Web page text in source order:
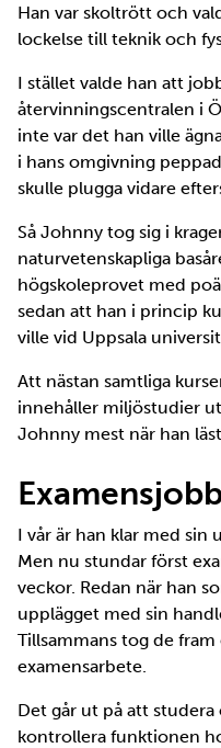
Han var skoltrött och
lockelse till teknik och
I stället valde han att
återvinningscentralen i
inte var det han ville
i hans omgivning
skulle plugga vidare
Så Johnny tog sig i
naturvetenskapliga
högskoleprovet med
sedan att han i princip
ville vid Uppsala
Att nästan samtliga
innehåller miljöstudier
Johnny mest när han
I vår är han klar med sin
Men nu stundar först
veckor. Redan när han
upplägget med sin
Tillsammans tog de
examensarbete.
Det går ut på att
kontrollera funktionen